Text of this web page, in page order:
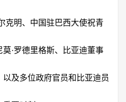
克明、中国驻巴西大使祝青
·罗德里格斯、比亚迪董事
及多位政府官员和比亚迪员